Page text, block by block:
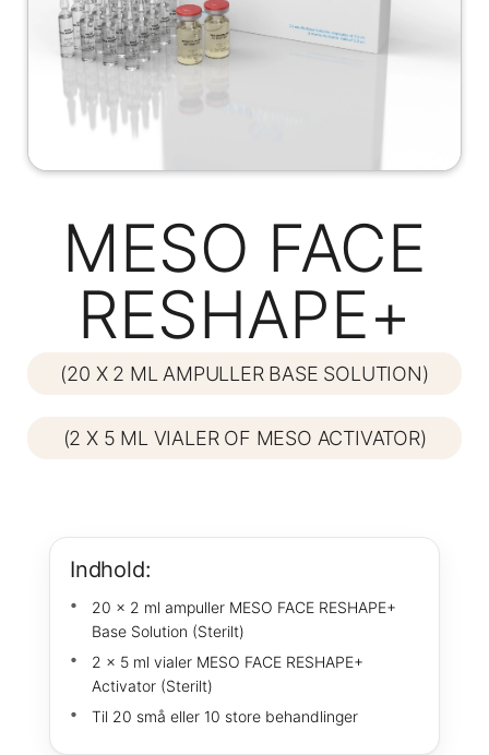
MESO FACE
RESHAPE+
(20 X 2 ML AMPULLER BASE SOLUTION)
(2 X 5 ML VIALER OF MESO ACTIVATOR)
Indhold:
20 x 2 ml ampuller MESO FACE RESHAPE+
Base Solution (Sterilt)
2 x 5 ml vialer MESO FACE RESHAPE+
Activator (Sterilt)
Til 20 små eller 10 store behandlinger